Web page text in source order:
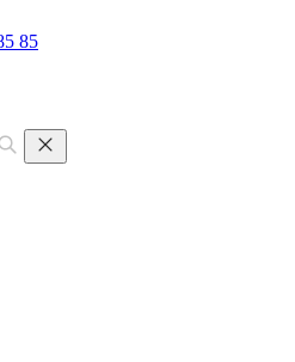
85